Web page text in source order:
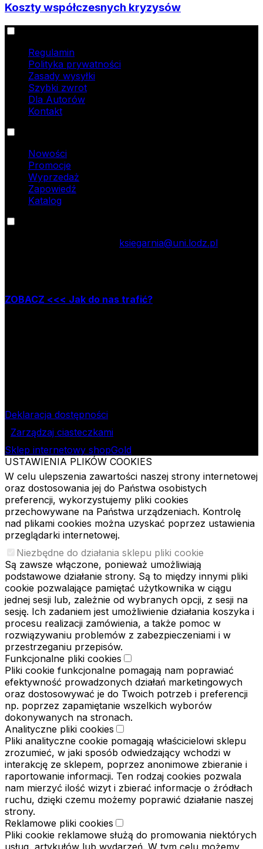
Koszty współczesnych kryzysów
Regulamin
Polityka prywatności
Zasady wysyłki
Szybki zwrot
Dla Autorów
Kontakt
Nowości
Promocje
Wyprzedaż
Zapowiedź
Katalog
ksiegarnia@uni.lodz.pl
ZOBACZ <<< Jak do nas trafić?
Deklaracja dostępności
Zarządzaj ciasteczkami
Sklep internetowy shopGold
USTAWIENIA PLIKÓW COOKIES
W celu ulepszenia zawartości naszej strony internetowej
oraz dostosowania jej do Państwa osobistych
preferencji, wykorzystujemy pliki cookies
przechowywane na Państwa urządzeniach. Kontrolę
nad plikami cookies można uzyskać poprzez ustawienia
przeglądarki internetowej.
Niezbędne do działania sklepu pliki cookie
Są zawsze włączone, ponieważ umożliwiają
podstawowe działanie strony. Są to między innymi pliki
cookie pozwalające pamiętać użytkownika w ciągu
jednej sesji lub, zależnie od wybranych opcji, z sesji na
sesję. Ich zadaniem jest umożliwienie działania koszyka i
procesu realizacji zamówienia, a także pomoc w
rozwiązywaniu problemów z zabezpieczeniami i w
przestrzeganiu przepisów.
Funkcjonalne pliki cookies
Pliki cookie funkcjonalne pomagają nam poprawiać
efektywność prowadzonych działań marketingowych
oraz dostosowywać je do Twoich potrzeb i preferencji
np. poprzez zapamiętanie wszelkich wyborów
dokonywanych na stronach.
Analityczne pliki cookies
Pliki analityczne cookie pomagają właścicielowi sklepu
zrozumieć, w jaki sposób odwiedzający wchodzi w
interakcję ze sklepem, poprzez anonimowe zbieranie i
raportowanie informacji. Ten rodzaj cookies pozwala
nam mierzyć ilość wizyt i zbierać informacje o źródłach
ruchu, dzięki czemu możemy poprawić działanie naszej
strony.
Reklamowe pliki cookies
Pliki cookie reklamowe służą do promowania niektórych